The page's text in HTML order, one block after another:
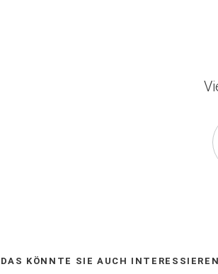
DAS KÖNNTE SIE AUCH INTERESSIEREN